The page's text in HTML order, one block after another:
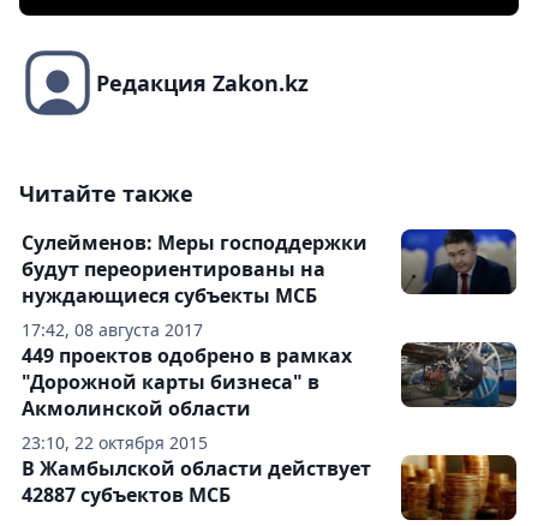
Редакция Zakon.kz
Читайте также
17:42, 08 августа 2017
Сулейменов: Меры господдержки
будут переориентированы на
нуждающиеся субъекты МСБ
23:10, 22 октября 2015
449 проектов одобрено в рамках
"Дорожной карты бизнеса" в
Акмолинской области
В Жамбылской области действует
42887 субъектов МСБ